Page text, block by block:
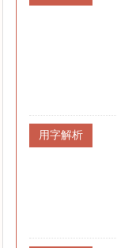
用字解析